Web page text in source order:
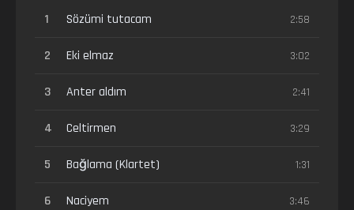
1 Sözümi tutacam 2:58
2 Eki elmaz 3:02
3 Anter aldım 2:41
4 Celtirmen 3:29
5 Bağlama (Klartet) 1:31
6 Naciyem 3:46